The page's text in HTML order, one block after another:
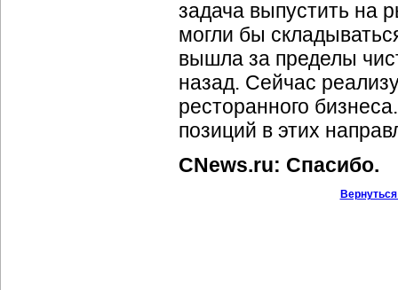
задача выпустить на
могли бы
вышла за пределы
назад. Сейчас
ресторанного
позиций в этих
CNews.ru: Спасибо.